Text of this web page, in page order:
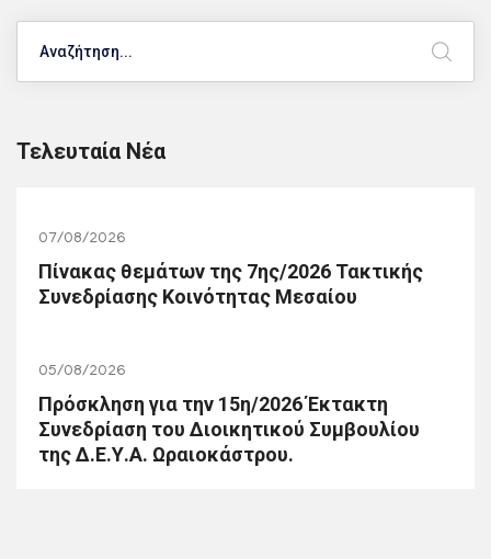
Τελευταία Νέα
07/08/2026
Πίνακας θεμάτων της 7ης/2026 Τακτικής
Συνεδρίασης Κοινότητας Μεσαίου
05/08/2026
Πρόσκληση για την 15η/2026 Έκτακτη
Συνεδρίαση του Διοικητικού Συμβουλίου
της Δ.Ε.Υ.Α. Ωραιοκάστρου.